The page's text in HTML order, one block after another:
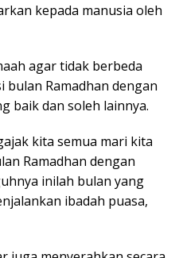
kepada manusia oleh
agar tidak berbeda
Ramadhan dengan
baik dan soleh lainnya.
kita semua mari kita
Ramadhan dengan
inilah bulan yang
ibadah puasa,